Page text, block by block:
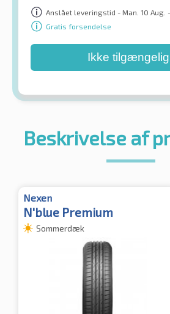
Anslået leveringstid - Man. 10 Aug. -
Gratis forsendelse
Ikke tilgængelig
Beskrivelse af
Nexen
N'blue Premium
Sommerdæk